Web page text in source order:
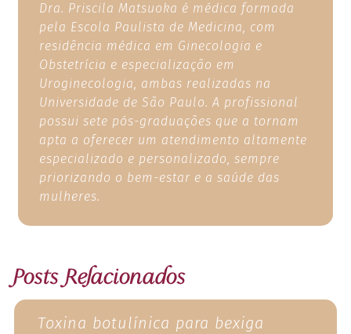
Dra. Priscila Matsuoka é médica formada
pela Escola Paulista de Medicina, com
residência médica em Ginecologia e
Obstetrícia e especialização em
Uroginecologia, ambas realizadas na
Universidade de São Paulo. A profissional
possui sete pós-graduações que a tornam
apta a oferecer um atendimento altamente
especializado e personalizado, sempre
priorizando o bem-estar e a saúde das
mulheres.
PostsRelacionados
Toxina botulínica para bexiga